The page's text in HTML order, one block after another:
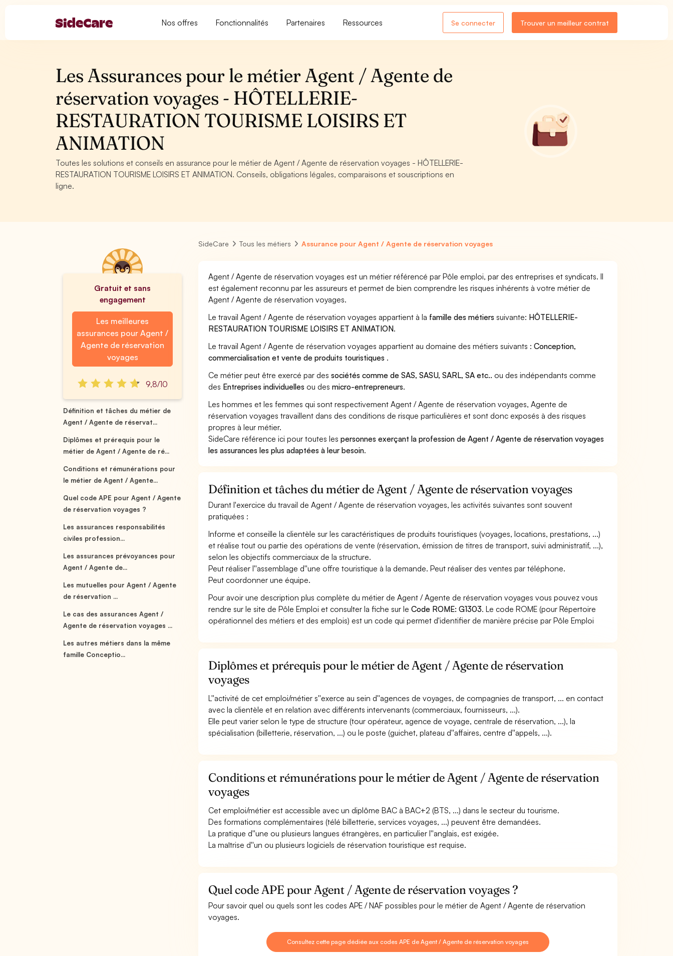
Nos offres Fonctionnalités Partenaires Ressources Se connecter Trouver un meilleur contrat
Les Assurances pour le métier Agent / Agente de
réservation voyages - HÔTELLERIE-
RESTAURATION TOURISME LOISIRS ET
ANIMATION
Toutes les solutions et conseils en assurance pour le métier de Agent / Agente de réservation voyages - HÔTELLERIE-
RESTAURATION TOURISME LOISIRS ET ANIMATION. Conseils, obligations légales, comparaisons et souscriptions en
ligne.
Gratuit et sans
engagement
Les meilleures
assurances pour Agent /
Agente de réservation
voyages
9,8/10
Définition et tâches du métier de
Agent / Agente de réservat...
Diplômes et prérequis pour le
métier de Agent / Agente de ré...
Conditions et rémunérations pour
le métier de Agent / Agente...
Quel code APE pour Agent / Agente
de réservation voyages ?
Les assurances responsabilités
civiles profession...
Les assurances prévoyances pour
Agent / Agente de...
Les mutuelles pour Agent / Agente
de réservation ...
Le cas des assurances Agent /
Agente de réservation voyages ...
Les autres métiers dans la même
famille Conceptio...
SideCare Tous les métiers Assurance pour Agent / Agente de réservation voyages
Agent / Agente de réservation voyages est un métier référencé par Pôle emploi, par des entreprises et syndicats. Il
est également reconnu par les assureurs et permet de bien comprendre les risques inhérents à votre métier de
Agent / Agente de réservation voyages.
Le travail Agent / Agente de réservation voyages appartient à la famille des métiers suivante: HÔTELLERIE-
RESTAURATION TOURISME LOISIRS ET ANIMATION.
Le travail Agent / Agente de réservation voyages appartient au domaine des métiers suivants :Conception,
commercialisation et vente de produits touristiques .
Ce métier peut être exercé par dessociétés comme de SAS, SASU, SARL, SA etc.. ou des indépendants comme
des Entreprises individuelles ou desmicro-entrepreneurs.
Les hommes et les femmes qui sont respectivement Agent / Agente de réservation voyages, Agente de
réservation voyages travaillent dans des conditions de risque particulières et sont donc exposés à des risques
propres à leur métier.
SideCare référence ici pour toutes lespersonnes exerçant la profession de Agent / Agente de réservation voyages
les assurances les plus adaptées à leur besoin.
Définition et tâches du métier de Agent / Agente de réservation voyages
Durant l'exercice du travail de Agent / Agente de réservation voyages, les activités suivantes sont souvent
pratiquées :
Informe et conseille la clientèle sur les caractéristiques de produits touristiques (voyages, locations, prestations, ...)
et réalise tout ou partie des opérations de vente (réservation, émission de titres de transport, suivi administratif, ...),
selon les objectifs commerciaux de la structure.
Peut réaliser l''assemblage d''une offre touristique à la demande. Peut réaliser des ventes par téléphone.
Peut coordonner une équipe.
Pour avoir une description plus complète du métier de Agent / Agente de réservation voyages vous pouvez vous
rendre sur le site de Pôle Emploi et consulter la fiche sur leCode ROME: G1303. Le code ROME (pour Répertoire
opérationnel des métiers et des emplois) est un code qui permet d'identifier de manière précise par Pôle Emploi
Diplômes et prérequis pour le métier de Agent / Agente de réservation
voyages
L''activité de cet emploi/métier s''exerce au sein d''agences de voyages, de compagnies de transport, ... en contact
avec la clientèle et en relation avec différents intervenants (commerciaux, fournisseurs, ...).
Elle peut varier selon le type de structure (tour opérateur, agence de voyage, centrale de réservation, ...), la
spécialisation (billetterie, réservation, ...) ou le poste (guichet, plateau d''affaires, centre d''appels, ...).
Conditions et rémunérations pour le métier de Agent / Agente de réservation
voyages
Cet emploi/métier est accessible avec un diplôme BAC à BAC+2 (BTS, ...) dans le secteur du tourisme.
Des formations complémentaires (télé billetterie, services voyages, ...) peuvent être demandées.
La pratique d''une ou plusieurs langues étrangères, en particulier l''anglais, est exigée.
La maîtrise d''un ou plusieurs logiciels de réservation touristique est requise.
Quel code APE pour Agent / Agente de réservation voyages ?
Pour savoir quel ou quels sont les codes APE / NAF possibles pour le métier de Agent / Agente de réservation
voyages.
Consultez cette page dédiée aux codes APE de Agent / Agente de réservation voyages